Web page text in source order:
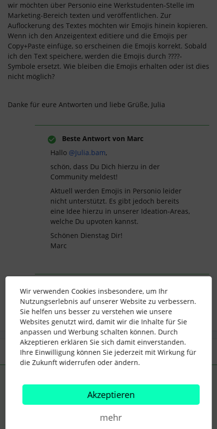
wir möchten über Personio eine Werkstudenten-Stelle im
Marketing-Bereich texten und veröffentlichen. Zur
Auflockerung des Textes möchten wir Emojis hinein kopieren.
Wenn ich den Anzeigentext editiere und die Emojis per
Copy+Paste einfüge, so erscheinen die Emojis korrekt. Sobald
ich den Text speichere, werden die Emojis durch ????-
Symbole ersetzt. Wie bleiben die Emojis erhalten oder ist dies
nicht möglich?
Danke für eure Antworten und liebe Grüße, Julia
Beste Antwort von Marc
Hallo @Julia.bam,
schön, dass Du Dich hierzu in der
Community meldest!
Aktuell werden Emojis in Personio leider
nicht unterstützt. Es gibt jedoch bereits
eine Idee hierzu in unserer Ideation-Areas,
welche Du upvoten kannst.
Schönen Dienstag Dir!
Marc
veröffentlichen emojis
2 Antworten Älteste zuerst
schön, dass Du Dich hierzu in der Community meldest!
Wir verwenden Cookies insbesondere, um Ihr
Nutzungserlebnis auf unserer Website zu verbessern.
Sie helfen uns besser zu verstehen wie unsere
Websites genutzt wird, damit wir die Inhalte für Sie
anpassen und Werbung schalten können. Durch
Akzeptieren erklären Sie sich damit einverstanden.
Ihre Einwilligung können Sie jederzeit mit Wirkung für
die Zukunft widerrufen oder ändern.
Akzeptieren
mehr